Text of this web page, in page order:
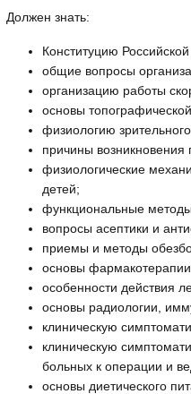
Должен знать:
Конституцию
общие вопросы
организацию работы
основы
физиологию
причины возникновения
физиологические
детей;
функциональные
вопросы асептики и
приемы и методы
основы
особенности действия
основы радиологии,
клиническую
клиническую
больных к операции и
основы диетического